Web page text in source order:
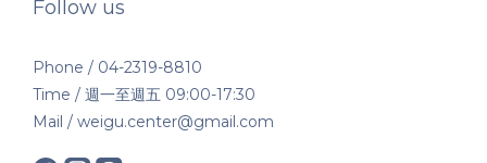
Follow us
Phone / 04-2319-8810
Time / 週一至週五 09:00-17:30
Mail / weigu.center@gmail.com